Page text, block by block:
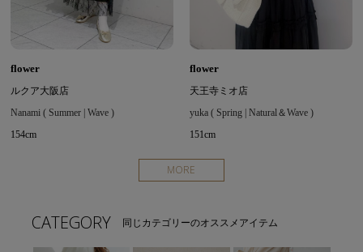
flower
ルクア大阪店
Nanami ( Summer | Wave )
154cm
flower
天王寺ミオ店
yuka ( Spring | Natural＆Wave )
151cm
MORE
CATEGORY 同じカテゴリーのオススメアイテム